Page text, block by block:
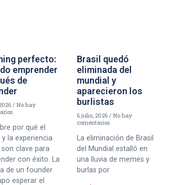
perfecto:
emprender
de
No hay
por qué el
la experiencia
son clave para
con éxito. La
de un founder
esperar el
Brasil quedó
eliminada del
mundial y
aparecieron los
burlistas
6 julio, 2026 No hay
comentarios
La eliminación de Brasil
del Mundial estalló en
una lluvia de memes y
burlas por